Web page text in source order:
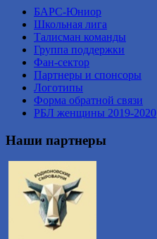
БАРС-Юниор
Школьная лига
Талисман команды
Группа поддержки
Фан-сектор
Партнеры и спонсоры
Логотипы
Форма обратной связи
РБЛ женщины 2019-2020
Наши партнеры